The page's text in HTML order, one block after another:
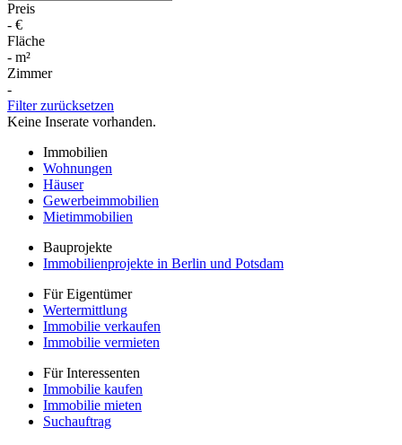
Preis
- €
Fläche
- m²
Zimmer
-
Filter zurücksetzen
Keine Inserate vorhanden.
Immobilien
Wohnungen
Häuser
Gewerbeimmobilien
Mietimmobilien
Bauprojekte
Immobilienprojekte in Berlin und Potsdam
Für Eigentümer
Wertermittlung
Immobilie verkaufen
Immobilie vermieten
Für Interessenten
Immobilie kaufen
Immobilie mieten
Suchauftrag